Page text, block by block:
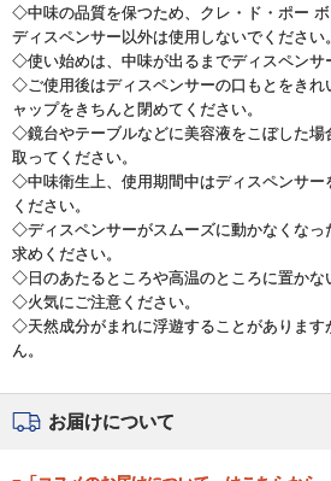
◇中味の品質を保つため、クレ・ド・ポー
ディスペンサー以外は使用しないでください。
◇使い始めは、中味が出るまでディスペンサ
◇ご使用後はディスペンサーの口もとをきれ
ャップをきちんと閉めてください。
◇鏡台やテーブルなどに美容液をこぼした場
取ってください。
◇中味衛生上、使用期間中はディスペンサー
ください。
◇ディスペンサーがスムーズに動かなくなっ
求めください。
◇日のあたるところや高温のところに置かな
◇火気にご注意ください。
◇天然成分がまれに浮遊することがあります
ん。
お届けについて